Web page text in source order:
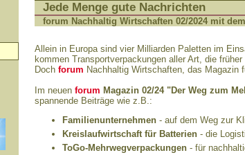
Jede Menge gute Nachrichten
forum Nachhaltig Wirtschaften 02/2024 mit
Allein in Europa sind vier Milliarden Paletten im
kommen Transportverpackungen aller Art, die
Doch forum Nachhaltig Wirtschaften, das Magazin
Im neuen forum Magazin 02/24 "Der Weg zum
spannende Beiträge wie z.B.:
Familienunternehmen - auf dem Weg zur
Kreislaufwirtschaft für Batterien - die
ToGo-Mehrwegverpackungen - für